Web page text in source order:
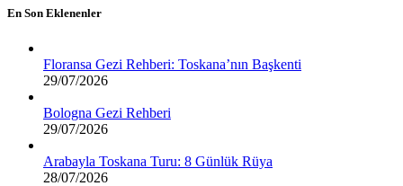
En Son Eklenenler
Floransa Gezi Rehberi: Toskana’nın Başkenti
29/07/2026
Bologna Gezi Rehberi
29/07/2026
Arabayla Toskana Turu: 8 Günlük Rüya
28/07/2026